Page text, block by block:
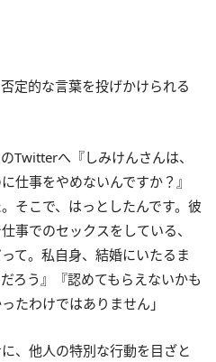
定的な言葉を投げかけられる
Twitterへ『しみけんさんは、
仕事をやめないんですか？』
そこで、はっとしたんです。彼
事でのセックスをしている、
て。私自身、結婚にいたるま
ろう』『認めてもらえないかも
たわけではありません」
、他人の特別な行動を目ざと